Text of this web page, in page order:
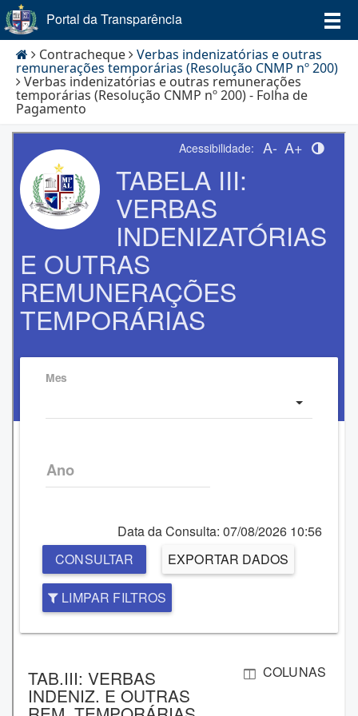
Portal da Transparência
Contracheque Verbas indenizatórias e outras
remunerações temporárias (Resolução CNMP nº 200)
Verbas indenizatórias e outras remunerações
temporárias (Resolução CNMP nº 200) - Folha de
Pagamento